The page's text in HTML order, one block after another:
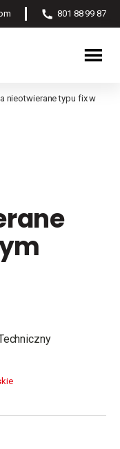
801 88 99 87
nieotwierane typu fix w